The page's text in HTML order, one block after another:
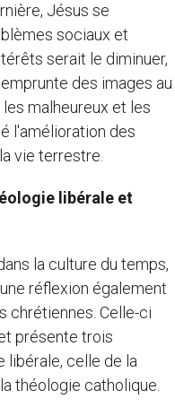
Jésus se
sociaux et
serait le diminuer,
des images au
malheureux et les
l'amélioration des
vie terrestre.
libérale et
la culture du temps,
réflexion également
chrétiennes. Celle-ci
présente trois
libérale, celle de la
théologie catholique.